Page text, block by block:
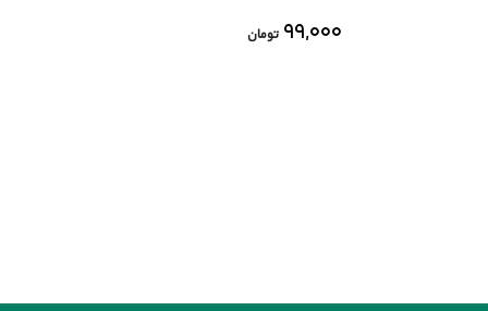
۹۹,۰۰۰ تومان